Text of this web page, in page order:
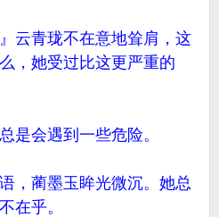
青珑不在意地耸肩，这
，她受过比这更严重的
会遇到一些危险。
蔺墨玉眸光微沉。她总
在乎。